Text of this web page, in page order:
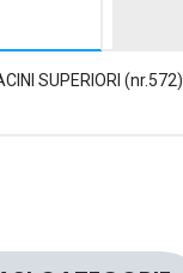
SUPERIORI (nr.572)